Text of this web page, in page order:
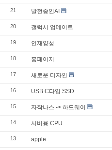
21 발전중인AI
20 갤럭시 업데이트
19 인재양성
18 홈페이지
17 새로운 디자인
16 USB C타입 SSD
15 자작나스 -> 하드웨어
14 서버용 CPU
13 apple